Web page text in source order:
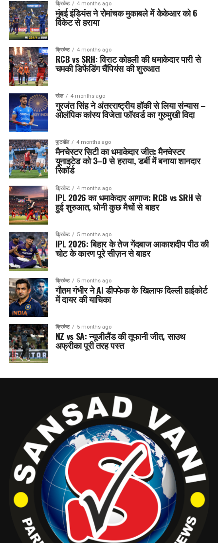
क्रिकेट 4 months ago
मुंबई इंडियंस ने रोमांचक मुकाबले में केकेआर को 6
विकेट से हराया
क्रिकेट 4 months ago
RCB vs SRH: विराट कोहली की धमाकेदार पारी से
चमकी डिफेंडिंग चैंपियंस की शुरुआत
खेल 4 months ago
गुरजंत सिंह ने अंतरराष्ट्रीय हॉकी से लिया संन्यास –
ओलंपिक कांस्य विजेता फॉरवर्ड का गुरुमुखी विदा
फुटबॉल 4 months ago
मैनचेस्टर सिटी का धमाकेदार जीत: मैनचेस्टर
यूनाइटेड को 3–0 से हराया, डर्बी में बनाया शानदार
रिकॉर्ड
क्रिकेट 4 months ago
IPL 2026 का धमाकेदार आगाज: RCB vs SRH से
हुई शुरुआत, धोनी कुछ मैचों से बाहर
क्रिकेट 5 months ago
IPL 2026: बिहार के तेज गेंदबाज आकाशदीप पीठ की
चोट के कारण पूरे सीज़न से बाहर
क्रिकेट 5 months ago
गौतम गंभीर ने AI डीपफेक के खिलाफ दिल्ली हाईकोर्ट
में दायर की याचिका
क्रिकेट 5 months ago
NZ vs SA: न्यूजीलैंड की तूफानी जीत, साउथ
अफ्रीका पूरी तरह पस्त